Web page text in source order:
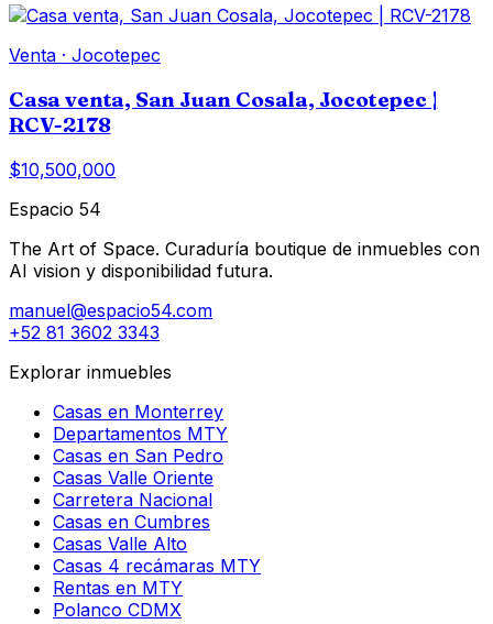
Venta · Jocotepec
Casa venta, San Juan Cosala, Jocotepec |
RCV-2178
$10,500,000
Espacio 54
The Art of Space. Curaduría boutique de inmuebles con
AI vision y disponibilidad futura.
manuel@espacio54.com
+52 81 3602 3343
Explorar inmuebles
Casas en Monterrey
Departamentos MTY
Casas en San Pedro
Casas Valle Oriente
Carretera Nacional
Casas en Cumbres
Casas Valle Alto
Casas 4 recámaras MTY
Rentas en MTY
Polanco CDMX